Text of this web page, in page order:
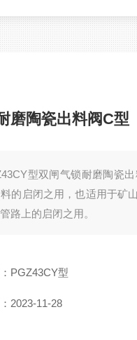
磨陶瓷出料阀C型
型双闸气锁耐磨陶瓷
的启闭之用，也适用于矿
路上的启闭之用。
PGZ43CY型
2023-11-28